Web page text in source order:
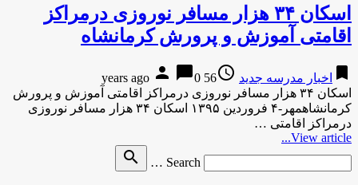
اسکان ۳۴ هزار مسافر نوروزی درمراکز
اقامتی آموزش و پرورش کرمانشاه
bookmark اخبار مدرسه جدید access_time
56 years ago
person chat_bubble0
اسکان ۳۴ هزار مسافر نوروزی درمراکز اقامتی آموزش و پرورش
کرمانشاهمهر-۴ فروردین ۱۳۹۵ اسکان ۳۴ هزار مسافر نوروزی
درمراکز اقامتی …
View article...
Search …
search